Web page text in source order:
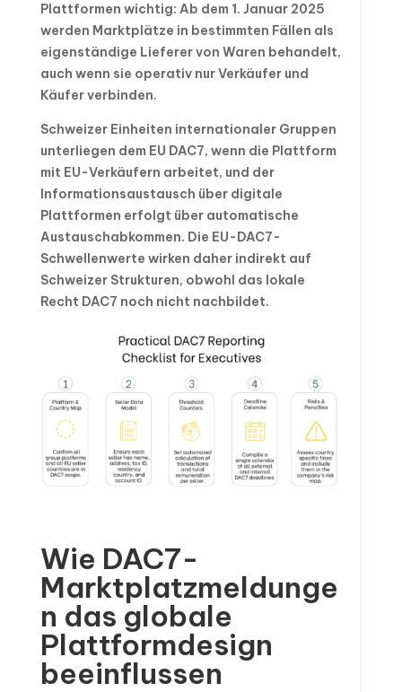
Plattformen wichtig: Ab dem 1. Januar 2025
werden Marktplätze in bestimmten Fällen als
eigenständige Lieferer von Waren behandelt,
auch wenn sie operativ nur Verkäufer und
Käufer verbinden.
Schweizer Einheiten internationaler Gruppen
unterliegen dem EU DAC7, wenn die Plattform
mit EU-Verkäufern arbeitet, und der
Informationsaustausch über digitale
Plattformen erfolgt über automatische
Austauschabkommen. Die EU-DAC7-
Schwellenwerte wirken daher indirekt auf
Schweizer Strukturen, obwohl das lokale
Recht DAC7 noch nicht nachbildet.
Wie DAC7-
Marktplatzmeldunge
n das globale
Plattformdesign
beeinflussen